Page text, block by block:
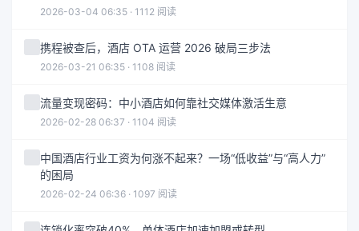
2026-03-04 06:35 · 1112 阅读
携程被查后，酒店 OTA 运营 2026 破局三步法
2026-03-21 06:35 · 1108 阅读
流量变现密码：中小酒店如何靠社交媒体激活生意
2026-02-28 06:37 · 1104 阅读
中国酒店行业工资为何涨不起来？一场“低收益”与“高人力”
的困局
2026-02-24 06:36 · 1097 阅读